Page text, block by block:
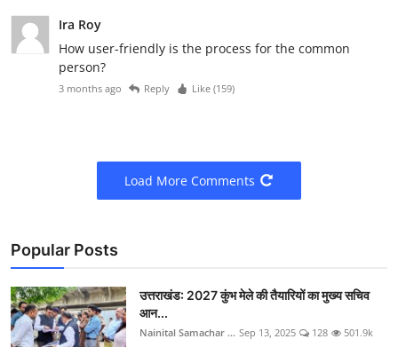
Ira Roy
How user-friendly is the process for the common
person?
3 months ago Reply Like (159)
Load More Comments
Popular Posts
उत्तराखंड: 2027 कुंभ मेले की तैयारियों का मुख्य सचिव
आन...
Nainital Samachar ... Sep 13, 2025 128 501.9k